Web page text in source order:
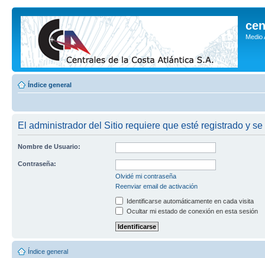
Medio
Índice general
El administrador del Sitio requiere que esté registrado y
Nombre de Usuario:
Contraseña:
Olvidé mi contraseña
Reenviar email de activación
Identificarse automáticamente en cada visita
Ocultar mi estado de conexión en esta sesión
Índice general